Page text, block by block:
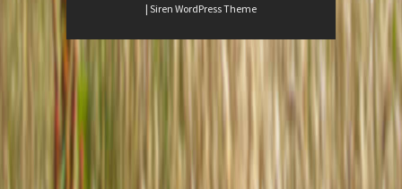
| Siren WordPress Theme